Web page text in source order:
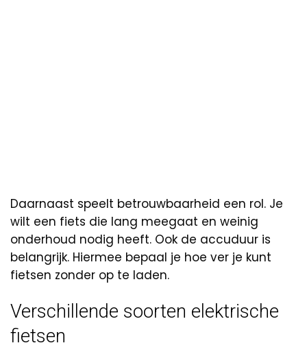
Daarnaast speelt betrouwbaarheid een rol. Je
wilt een fiets die lang meegaat en weinig
onderhoud nodig heeft. Ook de accuduur is
belangrijk. Hiermee bepaal je hoe ver je kunt
fietsen zonder op te laden.
Verschillende soorten elektrische
fietsen